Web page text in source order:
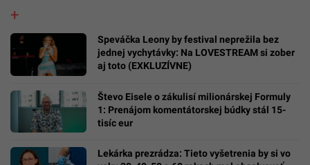
Speváčka Leony by festival neprežila bez
jednej vychytávky: Na LOVESTREAM si zober
aj toto (EXKLUZÍVNE)
Števo Eisele o zákulisí milionárskej Formuly
1: Prenájom komentátorskej búdky stál 15-
tisíc eur
Lekárka prezrádza: Tieto vyšetrenia by si vo